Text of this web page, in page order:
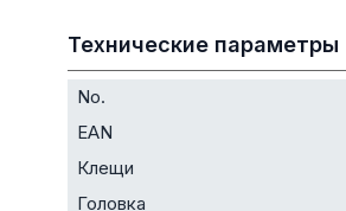
Технические параметры
No.
EAN
Клещи
Головка